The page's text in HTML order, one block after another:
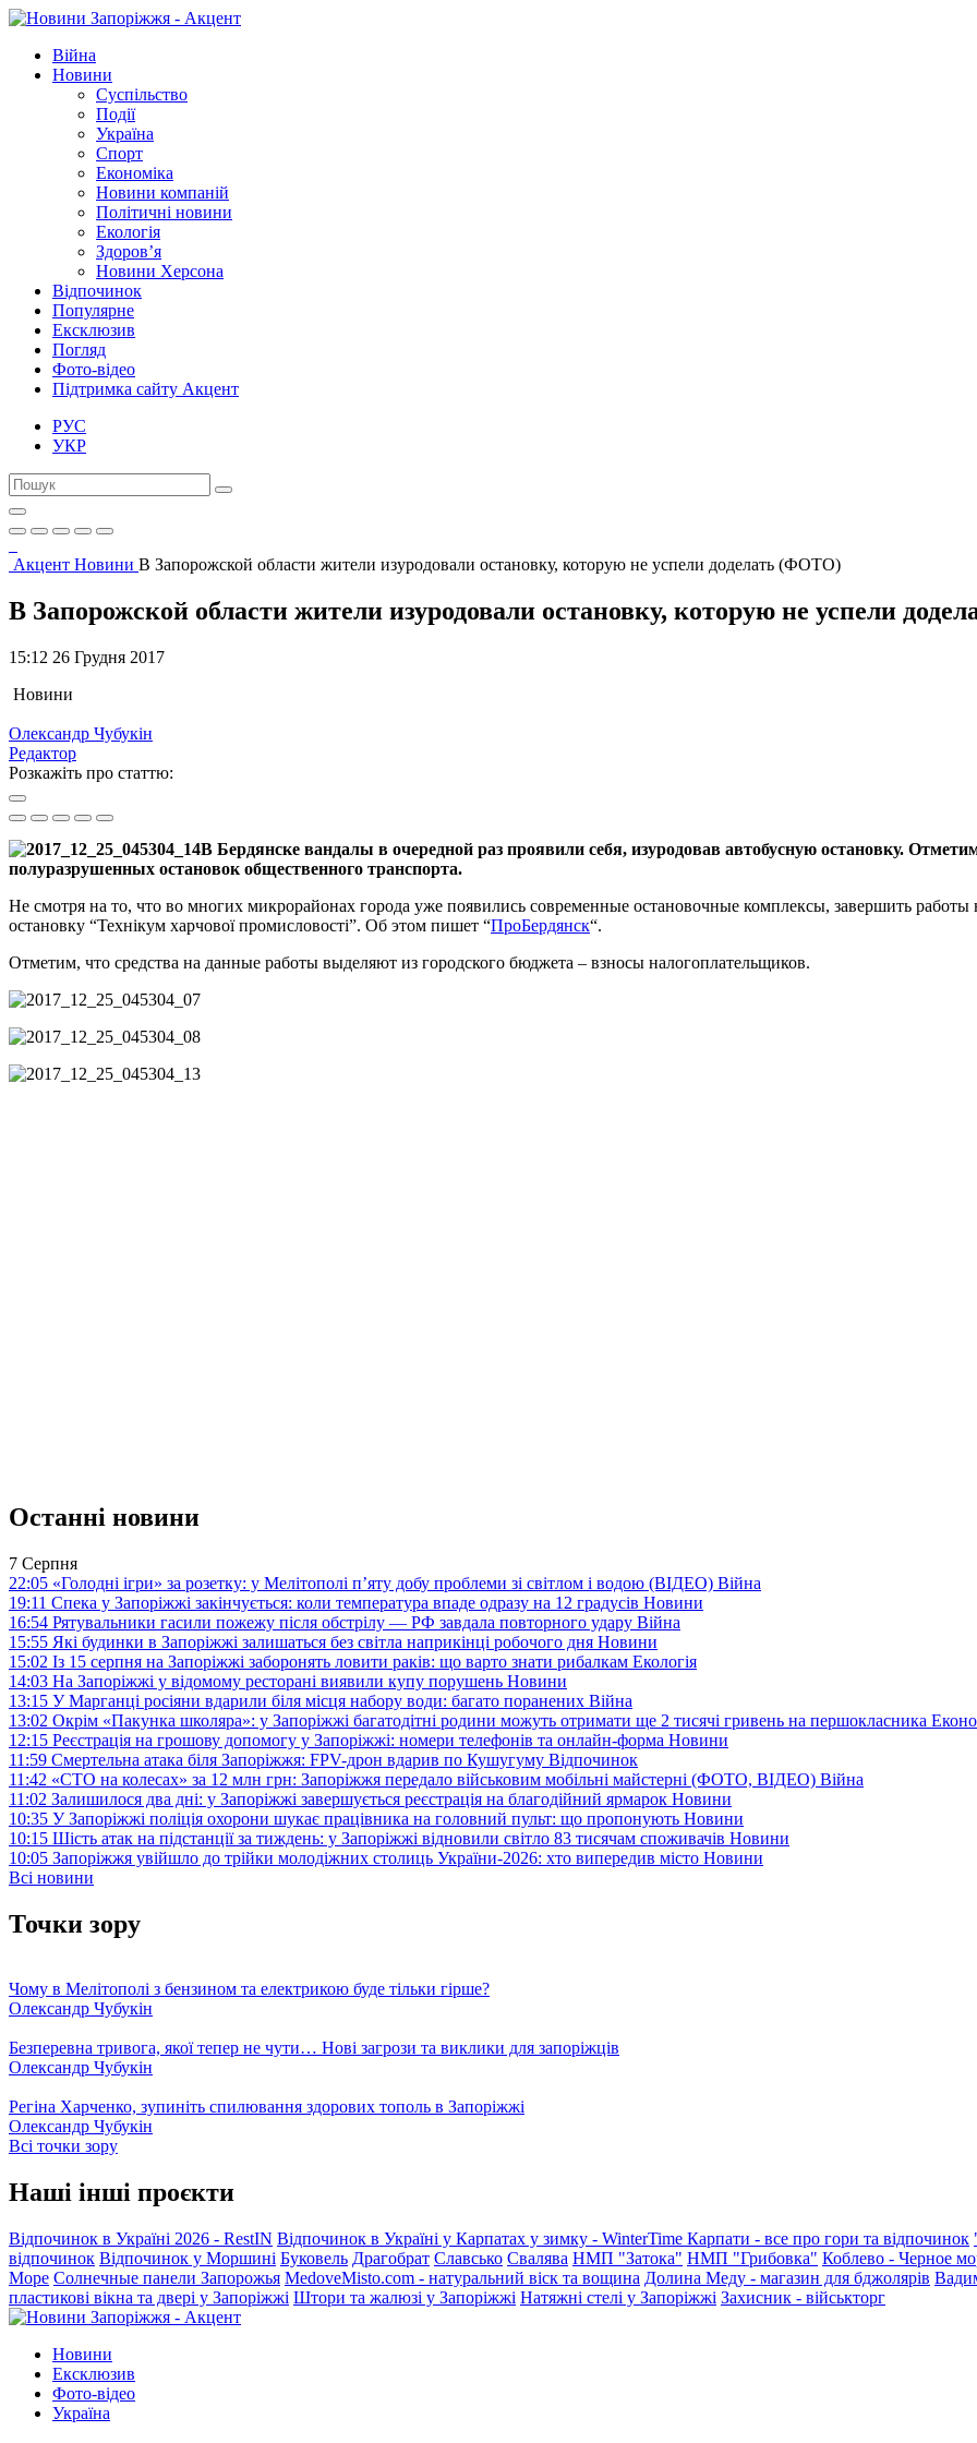
Війна
Новини
Суспільство
Події
Україна
Спорт
Економіка
Новини компаній
Політичні новини
Екологія
Здоров’я
Новини Херсона
Відпочинок
Популярне
Ексклюзив
Погляд
Фото-відео
Підтримка сайту Акцент
РУС
УКР
Акцент Новини В Запорожской области жители изуродовали остановку, которую не успели доделать (ФОТО)
В Запорожской области жители изуродовали остановку, которую не успели
15:12 26 Грудня 2017
Новини
Олександр Чубукін
Редактор
Розкажіть про статтю:
В Бердянске вандалы в очередной раз проявили себя, изуродовав автобусную остановку.
полуразрушенных остановок общественного транспорта.
Не смотря на то, что во многих микрорайонах города уже появились современные остановочные комплексы, завершить работы
остановку “Технікум харчової промисловості”. Об этом пишет “ПроБердянск“.
Отметим, что средства на данные работы выделяют из городского бюджета – взносы налогоплательщиков.
Останні новини
7 Серпня
22:05 «Голодні ігри» за розетку: у Мелітополі п’яту добу проблеми зі світлом і водою (ВІДЕО) Війна
19:11 Спека у Запоріжжі закінчується: коли температура впаде одразу на 12 градусів Новини
16:54 Рятувальники гасили пожежу після обстрілу — РФ завдала повторного удару Війна
15:55 Які будинки в Запоріжжі залишаться без світла наприкінці робочого дня Новини
15:02 Із 15 серпня на Запоріжжі заборонять ловити раків: що варто знати рибалкам Екологія
14:03 На Запоріжжі у відомому ресторані виявили купу порушень Новини
13:15 У Марганці росіяни вдарили біля місця набору води: багато поранених Війна
13:02 Окрім «Пакунка школяра»: у Запоріжжі багатодітні родини можуть отримати ще 2 тисячі гривень на першокласника
12:15 Реєстрація на грошову допомогу у Запоріжжі: номери телефонів та онлайн-форма Новини
11:59 Смертельна атака біля Запоріжжя: FPV-дрон вдарив по Кушугуму Відпочинок
11:42 «СТО на колесах» за 12 млн грн: Запоріжжя передало військовим мобільні майстерні (ФОТО, ВІДЕО) Війна
11:02 Залишилося два дні: у Запоріжжі завершується реєстрація на благодійний ярмарок Новини
10:35 У Запоріжжі поліція охорони шукає працівника на головний пульт: що пропонують Новини
10:15 Шість атак на підстанції за тиждень: у Запоріжжі відновили світло 83 тисячам споживачів Новини
10:05 Запоріжжя увійшло до трійки молодіжних столиць України-2026: хто випередив місто Новини
Всі новини
Точки зору
Чому в Мелітополі з бензином та електрикою буде тільки гірше?
Олександр Чубукін
Безперевна тривога, якої тепер не чути… Нові загрози та виклики для запоріжців
Олександр Чубукін
Регіна Харченко, зупиніть спилювання здорових тополь в Запоріжжі
Олександр Чубукін
Всі точки зору
Наші інші проєкти
Відпочинок в Україні 2026 - RestIN Відпочинок в Україні у Карпатах у зимку - WinterTime Карпати - все про гори та відпочинок
відпочинок Відпочинок у Моршині Буковель Драгобрат Славсько Свалява НМП "Затока" НМП "Грибовка" Коблево - Черное
Море Солнечные панели Запорожья MedoveMisto.com - натуральний віск та вощина Долина Меду - магазин для бджолярів
пластикові вікна та двері у Запоріжжі Штори та жалюзі у Запоріжжі Натяжні стелі у Запоріжжі Захисник - військторг
Новини
Ексклюзив
Фото-відео
Україна